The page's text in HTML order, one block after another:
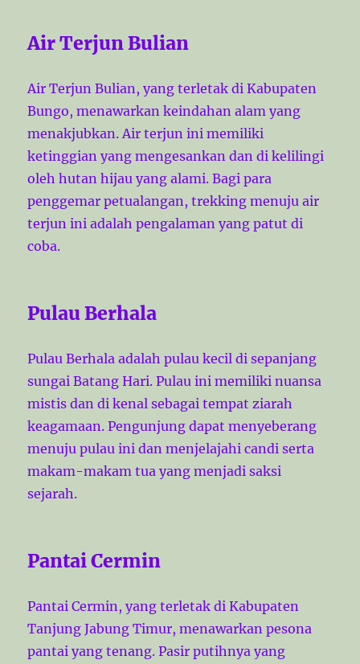
Air Terjun Bulian
Air Terjun Bulian, yang terletak di Kabupaten
Bungo, menawarkan keindahan alam yang
menakjubkan. Air terjun ini memiliki
ketinggian yang mengesankan dan di kelilingi
oleh hutan hijau yang alami. Bagi para
penggemar petualangan, trekking menuju air
terjun ini adalah pengalaman yang patut di
coba.
Pulau Berhala
Pulau Berhala adalah pulau kecil di sepanjang
sungai Batang Hari. Pulau ini memiliki nuansa
mistis dan di kenal sebagai tempat ziarah
keagamaan. Pengunjung dapat menyeberang
menuju pulau ini dan menjelajahi candi serta
makam-makam tua yang menjadi saksi
sejarah.
Pantai Cermin
Pantai Cermin, yang terletak di Kabupaten
Tanjung Jabung Timur, menawarkan pesona
pantai yang tenang. Pasir putihnya yang